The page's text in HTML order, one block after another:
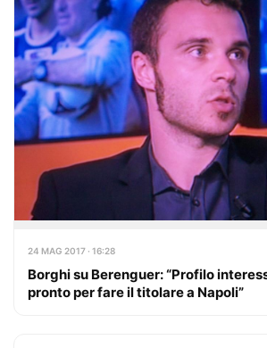
24 MAG 2017 · 16:28
Borghi su Berenguer: “Profilo
pronto per fare il titolare a Napoli”